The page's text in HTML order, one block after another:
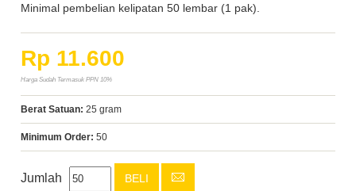
Minimal pembelian kelipatan 50 lembar (1 pak).
Rp 11.600
Harga Sudah Termasuk PPN 10%
Berat Satuan:25 gram
Minimum Order:50
Jumlah BELI